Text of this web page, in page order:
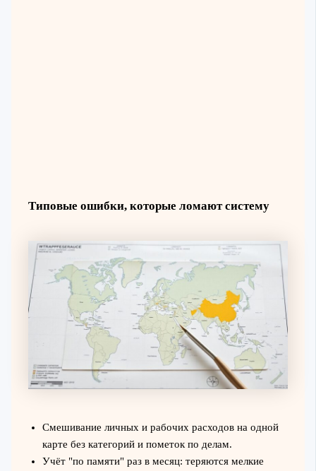
Типовые ошибки, которые ломают систему
Смешивание личных и рабочих расходов на одной
карте без категорий и пометок по делам.
Учёт "по памяти" раз в месяц: теряются мелкие